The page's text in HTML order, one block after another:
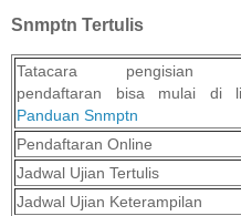
Snmptn Tertulis
Tatacara pengisian
pendaftaran bisa mulai di
Panduan Snmptn
Pendaftaran Online
Jadwal Ujian Tertulis
Jadwal Ujian Keterampilan